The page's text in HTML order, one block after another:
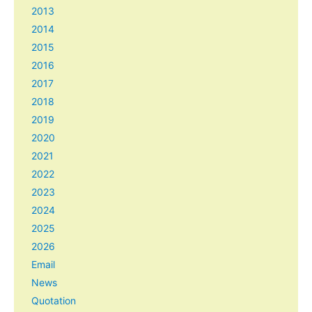
2013
2014
2015
2016
2017
2018
2019
2020
2021
2022
2023
2024
2025
2026
Email
News
Quotation